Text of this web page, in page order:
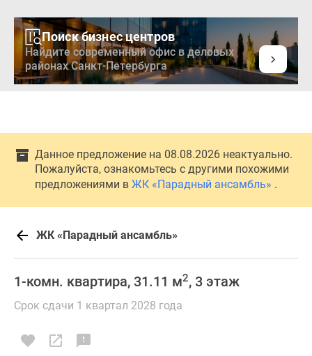
Поиск бизнес центров
Найдите современный офис в деловых
районах Санкт-Петербурга
Данное предложение на 08.08.2026 неактуально.
Пожалуйста, ознакомьтесь с другими похожими
предложениями в ЖК «Парадный ансамбль» .
ЖК «Парадный ансамбль»
1-комн. квартира, 31.11 м2, 3 этаж
Срок сдачи 1 квартал 2028 года